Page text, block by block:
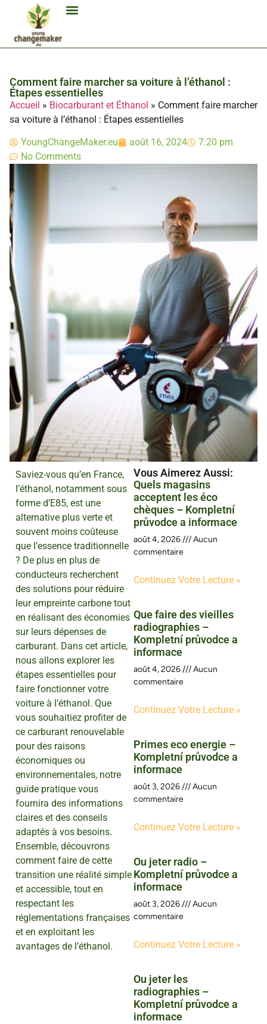
Comment faire marcher sa voiture à l’éthanol :
Étapes essentielles
Accueil » Biocarburant et Éthanol » Comment faire marcher
sa voiture à l’éthanol : Étapes essentielles
YoungChangeMaker.eu août 16, 2024
7:20 pm
No Comments
Saviez-vous qu’en France,
l’éthanol, notamment sous
forme d’E85, est une
alternative plus verte et
souvent moins coûteuse
que l’essence traditionnelle
? De plus en plus de
conducteurs recherchent
des solutions pour réduire
leur empreinte carbone tout
en réalisant des économies
sur leurs dépenses de
carburant. Dans cet article,
nous allons explorer les
étapes essentielles pour
faire fonctionner votre
voiture à l’éthanol. Que
vous souhaitiez profiter de
ce carburant renouvelable
pour des raisons
économiques ou
environnementales, notre
guide pratique vous
fournira des informations
claires et des conseils
adaptés à vos besoins.
Ensemble, découvrons
comment faire de cette
transition une réalité simple
et accessible, tout en
respectant les
réglementations françaises
et en exploitant les
avantages de l’éthanol.
Vous Aimerez Aussi :
Quels magasins
acceptent les éco
chèques – Kompletní
průvodce a informace
août 4, 2026
Aucun
commentaire
Continuez Votre Lecture »
Que faire des vieilles
radiographies –
Kompletní průvodce a
informace
août 4, 2026
Aucun
commentaire
Continuez Votre Lecture »
Primes eco energie –
Kompletní průvodce a
informace
août 3, 2026
Aucun
commentaire
Continuez Votre Lecture »
Ou jeter radio –
Kompletní průvodce a
informace
août 3, 2026
Aucun
commentaire
Continuez Votre Lecture »
Ou jeter les
radiographies –
Kompletní průvodce a
informace